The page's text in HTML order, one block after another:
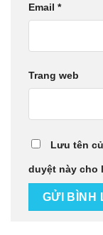
Email *
Trang web
Lưu tên
duyệt này cho